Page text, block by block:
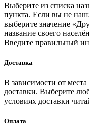
Выберите из списка
пункта. Если вы не
выберите значение
название своего
Введите правильный
Доставка
В зависимости от
доставки. Выберите
условиях доставки
Оплата